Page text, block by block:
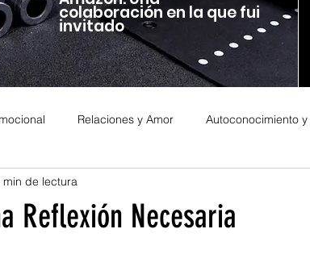
colaboración en la que fui
invitado
Relaciones y Amor Autoconocimiento
Reflexión Necesaria
min de lectura